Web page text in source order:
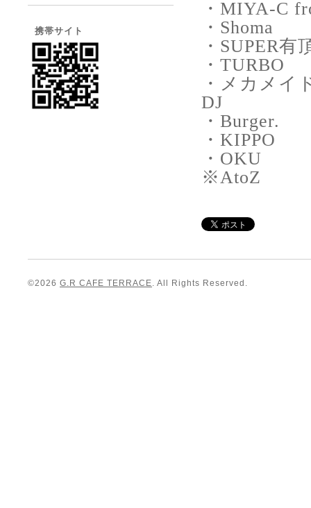
・MIYA-C
・Shoma
・SUPER有
・TURBO
・メカメイ
DJ
・Burger.
・KIPPO
・OKU
※AtoZ
携帯サイト
©2026 G.R CAFE TERRACE. All Rights Reserved.